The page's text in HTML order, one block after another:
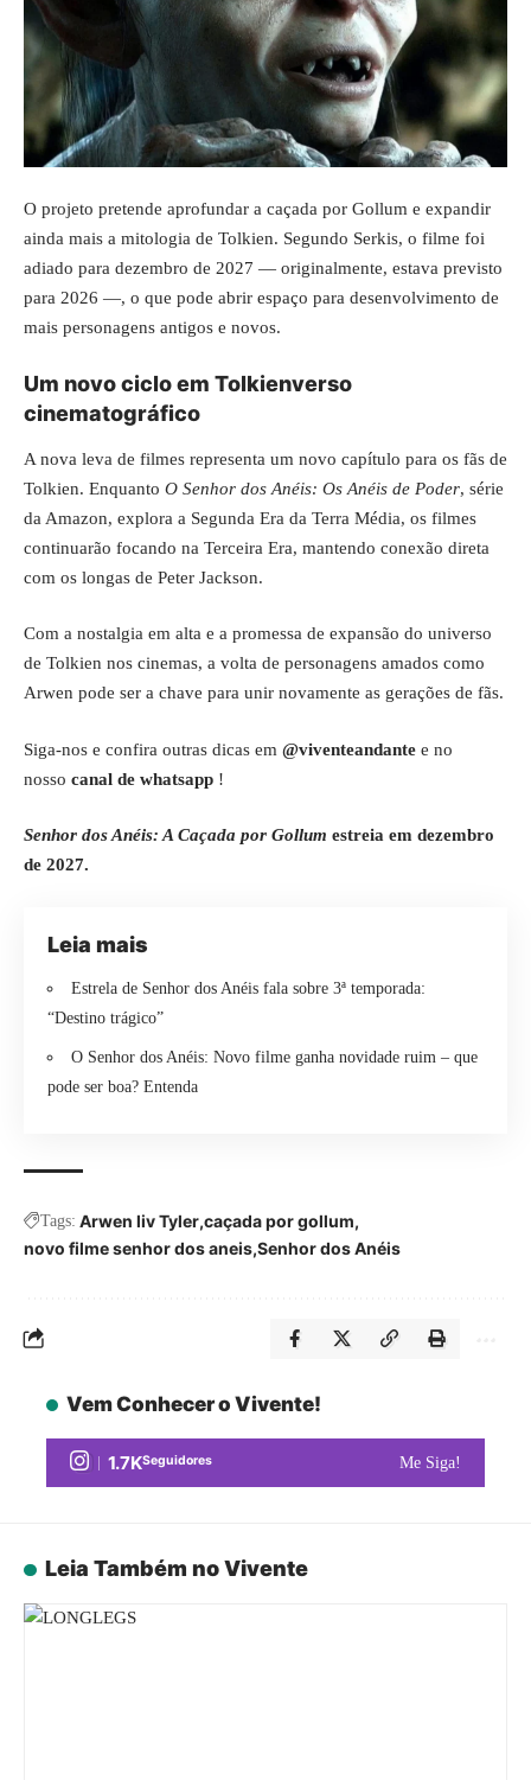
O projeto pretende aprofundar a caçada por Gollum e expandir
ainda mais a mitologia de Tolkien. Segundo Serkis, o filme foi
adiado para dezembro de 2027 — originalmente, estava previsto
para 2026 —, o que pode abrir espaço para desenvolvimento de
mais personagens antigos e novos.
Um novo ciclo em Tolkienverso
cinematográfico
A nova leva de filmes representa um novo capítulo para os fãs de
Tolkien. Enquanto O Senhor dos Anéis: Os Anéis de Poder, série
da Amazon, explora a Segunda Era da Terra Média, os filmes
continuarão focando na Terceira Era, mantendo conexão direta
com os longas de Peter Jackson.
Com a nostalgia em alta e a promessa de expansão do universo
de Tolkien nos cinemas, a volta de personagens amados como
Arwen pode ser a chave para unir novamente as gerações de fãs.
Siga-nos e confira outras dicas em @viventeandante e no
nosso canal de whatsapp !
Senhor dos Anéis: A Caçada por Gollum estreia em dezembro
de 2027.
Leia mais
Estrela de Senhor dos Anéis fala sobre 3ª temporada:
“Destino trágico”
O Senhor dos Anéis: Novo filme ganha novidade ruim – que
pode ser boa? Entenda
Tags: Arwen liv Tyler caçada por gollum
novo filme senhor dos aneis Senhor dos Anéis
Vem Conhecer o Vivente!
1.7KSeguidores Me Siga!
Leia Também no Vivente